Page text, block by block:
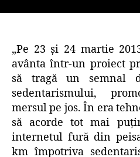
„Pe 23 și 24 martie
avânta într-un proiect
să tragă un semnal
sedentarismului,
mersul pe jos. În era
să acorde tot mai
internetul fură din
km împotriva